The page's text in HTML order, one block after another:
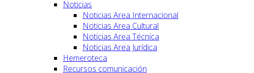
Noticias
Noticias Area Internacional
Noticias Area Cultural
Noticias Area Técnica
Noticias Area Jurídica
Hemeroteca
Recursos comunicación